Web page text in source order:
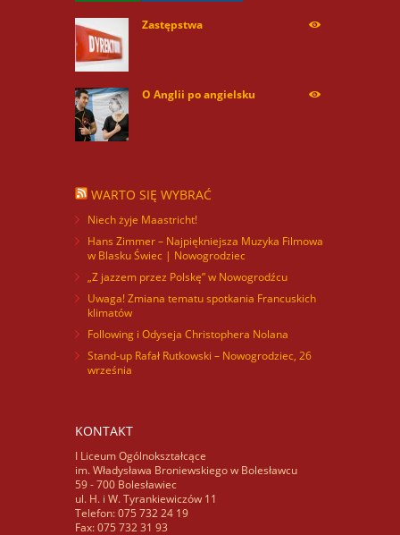
Zastępstwa
O Anglii po angielsku
WARTO SIĘ WYBRAĆ
Niech żyje Maastricht!
Hans Zimmer – Najpiękniejsza Muzyka Filmowa
w Blasku Świec | Nowogrodziec
„Z jazzem przez Polskę” w Nowogrodźcu
Uwaga! Zmiana tematu spotkania Francuskich
klimatów
Following i Odyseja Christophera Nolana
Stand-up Rafał Rutkowski – Nowogrodziec, 26
września
KONTAKT
I Liceum Ogólnokształcące
im. Władysława Broniewskiego w Bolesławcu
59 - 700 Bolesławiec
ul. H. i W. Tyrankiewiczów 11
Telefon: 075 732 24 19
Fax: 075 732 31 93